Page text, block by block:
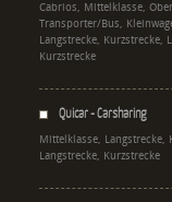
Cabrios, Mittelklasse,
Transporter/Bus,
Langstrecke, Kurzstrecke,
Kurzstrecke
Quicar - Carsharing
Mittelklasse, Langstrecke,
Langstrecke, Kurzstrecke